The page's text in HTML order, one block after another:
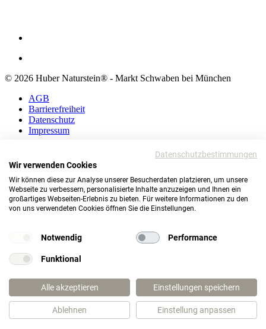
© 2026 Huber Naturstein® - Markt Schwaben bei München
AGB
Barrierefreiheit
Datenschutz
Impressum
Barrierefreiheit
Impressum
© 2026 Huber Naturstein®
Markt Schwaben bei München
Datenschutzbestimmungen
Wir verwenden Cookies
Wir können diese zur Analyse unserer Besucherdaten platzieren, um unsere
Webseite zu verbessern, personalisierte Inhalte anzuzeigen und Ihnen ein
großartiges Webseiten-Erlebnis zu bieten. Für weitere Informationen zu den
von uns verwendeten Cookies öffnen Sie die Einstellungen.
Notwendig Performance
Funktional
Alle akzeptieren Einstellungen speichern
Ablehnen Einstellung anpassen